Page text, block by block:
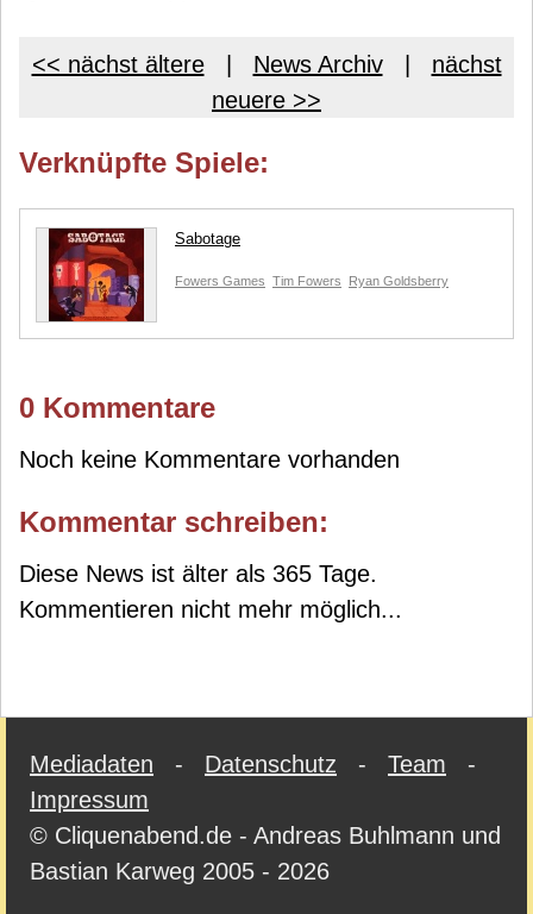
<< nächst ältere| News Archiv| nächst
neuere >>
Verknüpfte Spiele:
Sabotage
Fowers Games Tim Fowers Ryan Goldsberry
0 Kommentare
Noch keine Kommentare vorhanden
Kommentar schreiben:
Diese News ist älter als 365 Tage.
Kommentieren nicht mehr möglich...
Mediadaten - Datenschutz - Team -
Impressum
© Cliquenabend.de - Andreas Buhlmann und
Bastian Karweg 2005 - 2026